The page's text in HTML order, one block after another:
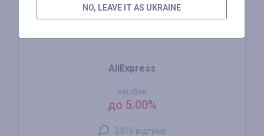
AliExpress
кешбек
до 5.00%
2316 відгуків
NO, LEAVE IT AS UKRAINE